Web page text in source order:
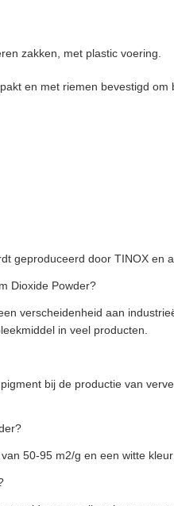
zakken, met plastic voering.
en met riemen bevestigd om
geproduceerd door TINOX en
Dioxide Powder?
verscheidenheid aan
in veel producten.
bij de productie van
50-95 m2/g en een witte kleur